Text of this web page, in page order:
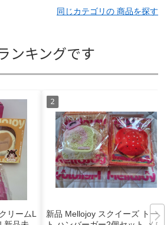
同じカテゴリの 商品を探す
ンキングです
リームL
新品 Mellojoy スクイーズ トース